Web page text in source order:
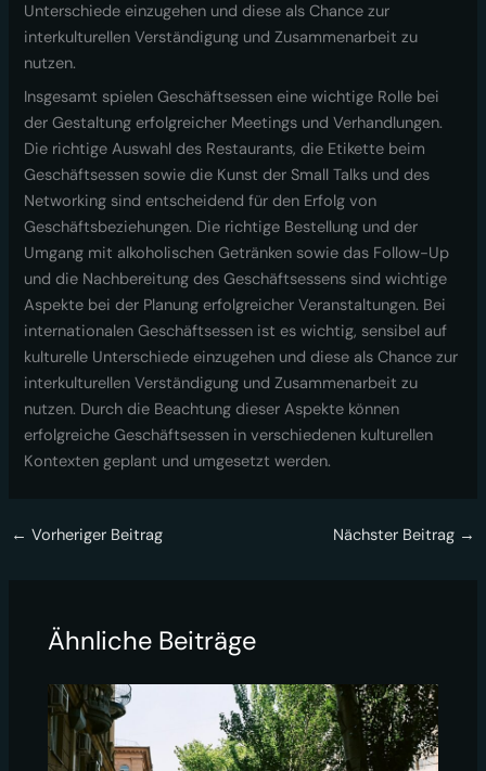
Unterschiede einzugehen und diese als Chance zur
interkulturellen Verständigung und Zusammenarbeit zu
nutzen.
Insgesamt spielen Geschäftsessen eine wichtige Rolle bei
der Gestaltung erfolgreicher Meetings und Verhandlungen.
Die richtige Auswahl des Restaurants, die Etikette beim
Geschäftsessen sowie die Kunst der Small Talks und des
Networking sind entscheidend für den Erfolg von
Geschäftsbeziehungen. Die richtige Bestellung und der
Umgang mit alkoholischen Getränken sowie das Follow-Up
und die Nachbereitung des Geschäftsessens sind wichtige
Aspekte bei der Planung erfolgreicher Veranstaltungen. Bei
internationalen Geschäftsessen ist es wichtig, sensibel auf
kulturelle Unterschiede einzugehen und diese als Chance zur
interkulturellen Verständigung und Zusammenarbeit zu
nutzen. Durch die Beachtung dieser Aspekte können
erfolgreiche Geschäftsessen in verschiedenen kulturellen
Kontexten geplant und umgesetzt werden.
← Vorheriger Beitrag Nächster Beitrag →
Ähnliche Beiträge